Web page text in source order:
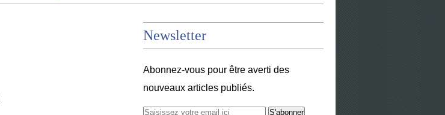
Newsletter
Abonnez-vous pour être averti des
nouveaux articles publiés.